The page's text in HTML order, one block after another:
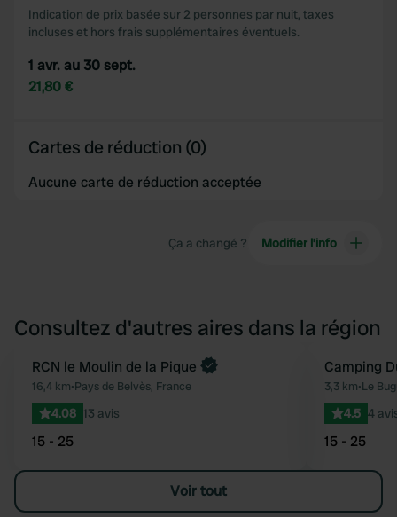
Indication de prix basée sur 2 personnes par nuit, taxes
incluses et hors frais supplémentaires éventuels.
1 avr. au 30 sept.
21,80 €
Cartes de réduction (0)
Aucune carte de réduction acceptée
Ça a changé ? Modifier l’info
Consultez d'autres aires dans la région
Préféré
RCN le Moulin de la Pique
16,4 km•Pays de Belvès, France
4.08 13 avis
15 - 25
Camping
3,3 km•Le
4.5 4
15 - 25
Voir tout